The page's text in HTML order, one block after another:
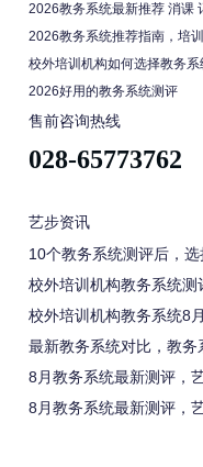
2026教务系统最新推荐 消课
2026教务系统推荐指南，培
校外培训机构如何选择教务系
2026好用的教务系统测评
售前咨询热线
028-65773762
艺步资讯
10个教务系统测评后，
校外培训机构教务系统测
校外培训机构教务系统8
最新教务系统对比，教务
8月教务系统最新测评，
8月教务系统最新测评，